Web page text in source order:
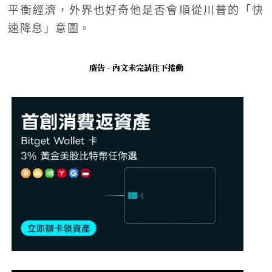
平衡經濟，外界也好奇他是否會順從川普的「快
速降息」意圖。
廣告 - 內文未完請往下捲動